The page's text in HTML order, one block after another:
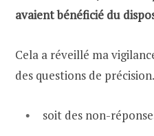
avaient bénéficié du
Cela a réveillé ma
des questions de
soit des non-